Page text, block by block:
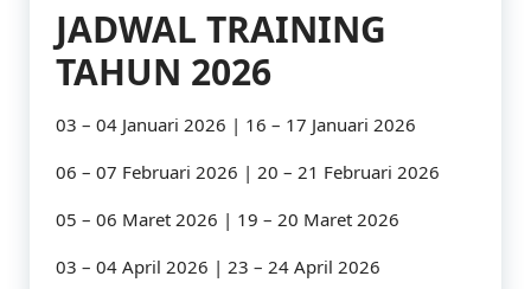
JADWAL TRAINING
TAHUN 2026
03 – 04 Januari 2026 | 16 – 17 Januari 2026
06 – 07 Februari 2026 | 20 – 21 Februari 2026
05 – 06 Maret 2026 | 19 – 20 Maret 2026
03 – 04 April 2026 | 23 – 24 April 2026